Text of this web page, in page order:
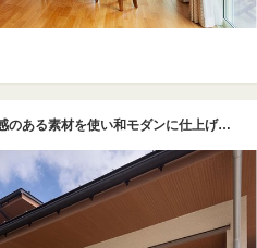
外壁はレッドシダーと塗り壁で、質感のある素材を使い和モダンに仕上げている。素材を引き立てる設計・デザイン力は勿論、長期優良住宅認定で耐震等級 3 を誇る性能の良さも魅力の住まいだ